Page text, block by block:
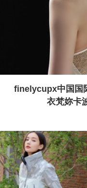
finelycupx中国国
衣梵妳卡